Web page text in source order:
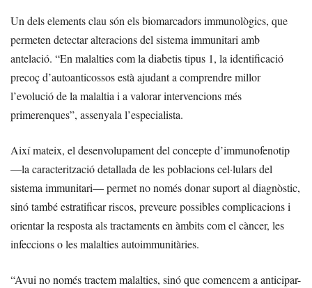
Un dels elements clau són els biomarcadors immunològics, que
permeten detectar alteracions del sistema immunitari amb
antelació. “En malalties com la diabetis tipus 1, la identificació
precoç d’autoanticossos està ajudant a comprendre millor
l’evolució de la malaltia i a valorar intervencions més
primerenques”, assenyala l’especialista.
Així mateix, el desenvolupament del concepte d’immunofenotip
—la caracterització detallada de les poblacions cel·lulars del
sistema immunitari— permet no només donar suport al diagnòstic,
sinó també estratificar riscos, preveure possibles complicacions i
orientar la resposta als tractaments en àmbits com el càncer, les
infeccions o les malalties autoimmunitàries.
“Avui no només tractem malalties, sinó que comencem a anticipar-